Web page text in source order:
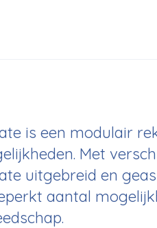
is een modulair
Met
uitgebreid en
aantal